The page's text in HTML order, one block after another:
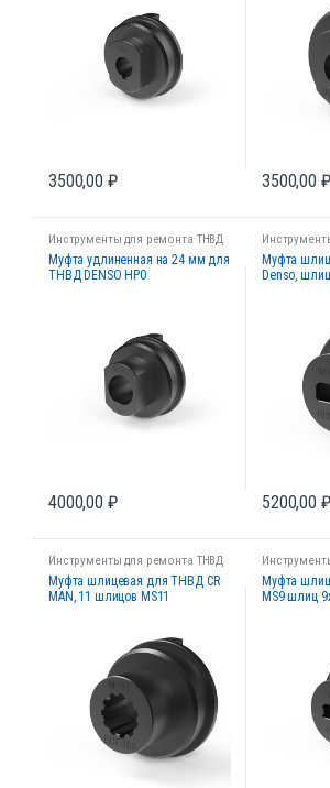
3500,00 ₽ 3500,00 ₽
Инструменты для ремонта ТНВД
Муфта удлиненная на 24 мм для
ТНВД DENSO HP0
4000,00 ₽
Муфта
Denso,
5200,00 ₽
Инструменты для ремонта ТНВД
Муфта шлицевая для ТНВД CR
MAN, 11 шлицов MS11
Муфта
MS9 шлиц